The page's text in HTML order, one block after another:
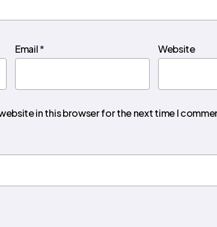
Email* Website
in this browser for the next time I